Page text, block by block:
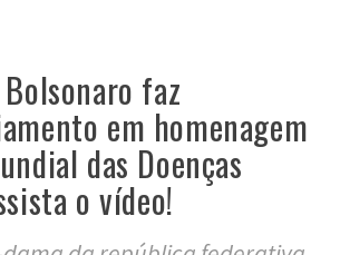
faz
em homenagem
das Doenças
o vídeo!